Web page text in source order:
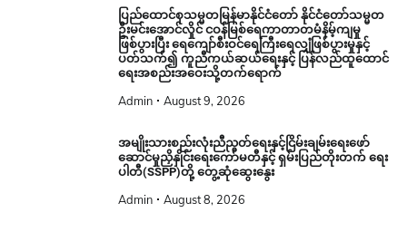
ပြည်ထောင်စုသမ္မတမြန်မာနိုင်ငံတော် နိုင်ငံတော်သမ္မတ
ဦးမင်းအောင်လှိုင် ငဝန်မြစ်ရေကာတာတမံနိမ့်ကျမှု
ဖြစ်ပွားပြီး ရေကျော်စီးဝင်ရေကြီးရေလျှံဖြစ်ပွားမှုနှင့်
ပတ်သက်၍ ကူညီကယ်ဆယ်ရေးနှင့် ပြန်လည်ထူထောင်
ရေးအစည်းအဝေးသို့တက်ရောက်
Admin August 9, 2026
အမျိုးသားစည်းလုံးညီညွတ်ရေးနှင့်ငြိမ်းချမ်းရေးဖော်
ဆောင်မှုညှိနှိုင်းရေးကော်မတီနှင့် ရှမ်းပြည်တိုးတက် ရေး
ပါတီ(SSPP)တို့ တွေ့ဆုံဆွေးနွေး
Admin August 8, 2026